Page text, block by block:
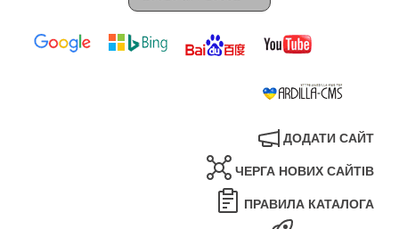
ДОДАТИ САЙТ
ЧЕРГА НОВИХ САЙТІВ
ПРАВИЛА КАТАЛОГА